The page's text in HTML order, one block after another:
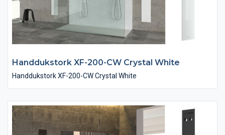
Handdukstork XF-200-CW Crystal White
Handdukstork XF-200-CW Crystal White